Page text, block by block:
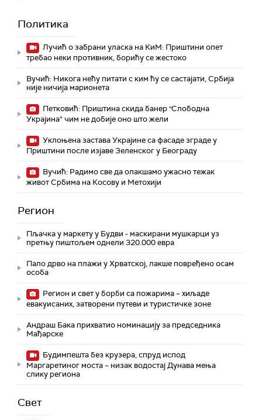
Политика
Лучић о забрани уласка на КиМ: Приштини опет
требао неки противник, борићу се жестоко
Вучић: Никога нећу питати с ким ћу се састајати, Србија
није ничија марионета
Петковић: Приштина скида банер "Слободна
Украјина“ чим не добије оно што жели
Уклоњена застава Украјине са фасаде зграде у
Приштини после изјаве Зеленског у Београду
Вучић: Радимо све да олакшамо ужасно тежак
живот Србима на Косову и Метохији
Регион
Пљачка у маркету у Будви - маскирани мушкарци уз
претњу пиштољем однели 320.000 евра
Пало дрво на плажи у Хрватској, лакше повређено осам
особа
Регион и свет у борби са пожарима – хиљаде
евакуисаних, затворени путеви и туристичке зоне
Андраш Бака прихватио номинацију за председника
Мађарске
Будимпешта без крузера, спруд испод
Маргаретиног моста – низак водостај Дунава мења
слику региона
Свет